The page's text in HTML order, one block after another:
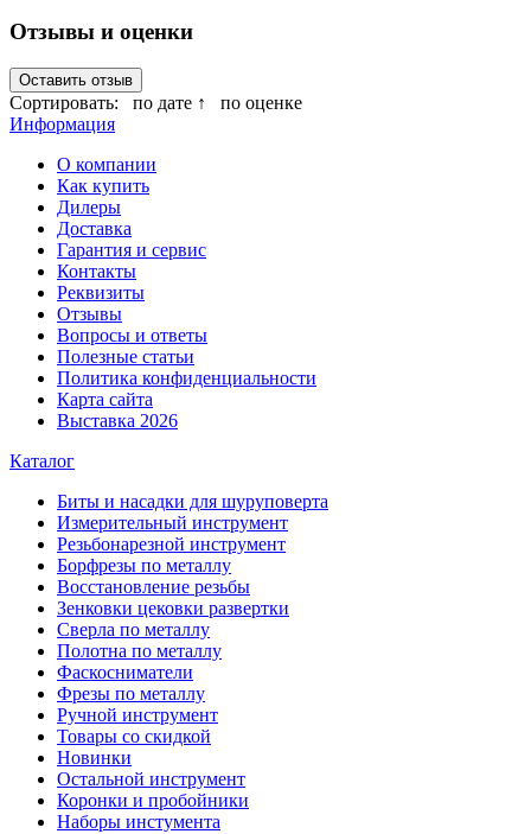
Отзывы и оценки
Оставить отзыв
Сортировать: по дате ↑
по оценке
Информация
О компании
Как купить
Дилеры
Доставка
Гарантия и сервис
Контакты
Реквизиты
Отзывы
Вопросы и ответы
Полезные статьи
Политика конфиденциальности
Карта сайта
Выставка 2026
Каталог
Биты и насадки для шуруповерта
Измерительный инструмент
Резьбонарезной инструмент
Борфрезы по металлу
Восстановление резьбы
Зенковки цековки развертки
Сверла по металлу
Полотна по металлу
Фаскосниматели
Фрезы по металлу
Ручной инструмент
Товары со скидкой
Новинки
Остальной инструмент
Коронки и пробойники
Наборы инстумента